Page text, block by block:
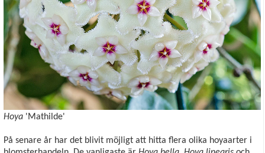
Hoya 'Mathilde'
På senare år har det blivit möjligt att hitta flera olika hoyaarter i